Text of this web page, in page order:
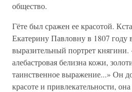
об­щество.
Гёте был сражен ее красотой.
Екатерину Павловну в 1807 году
выразительный портрет
але­бастровая белизна кожи,
таинственное выражение...» Он
красоте и при­влекательности,